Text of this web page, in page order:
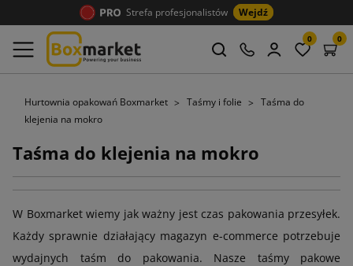
Strefa profesjonalistów Wejdź
0 0
Hurtownia opakowań Boxmarket Taśmy i folie
Taśma do
klejenia na mokro
Taśma do klejenia na mokro
W Boxmarket wiemy jak ważny jest czas pakowania przesyłek.
Każdy sprawnie działający magazyn e-commerce potrzebuje
wydajnych taśm do pakowania. Nasze taśmy pakowe